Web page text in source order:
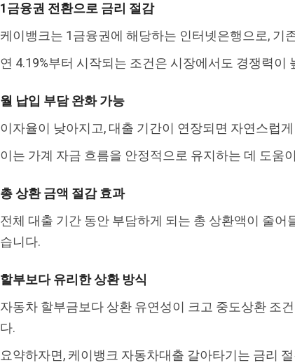
1금융권 전환으로 금리 절감
케이뱅크는 1금융권에 해당하는 인터넷은행으로, 기
연 4.19%부터 시작되는 조건은 시장에서도 경쟁력이
월 납입 부담 완화 가능
이자율이 낮아지고, 대출 기간이 연장되면 자연스럽
이는 가계 자금 흐름을 안정적으로 유지하는 데 도움
총 상환 금액 절감 효과
전체 대출 기간 동안 부담하게 되는 총 상환액이 줄
습니다.
할부보다 유리한 상환 방식
자동차 할부금보다 상환 유연성이 크고 중도상환 조
다.
요약하자면, 케이뱅크 자동차대출 갈아타기는 금리